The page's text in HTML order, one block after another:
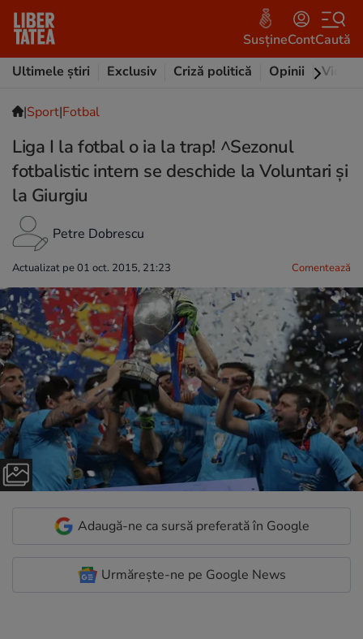
SusțineContCaută
Ultimele știri
Exclusiv Criză politică Opinii Video
|Sport|Fotbal
Liga I la fotbal o ia la trap! ^Sezonul
fotbalistic intern se deschide la Voluntari și
la Giurgiu
Petre Dobrescu
Actualizat pe 01 oct. 2015, 21:23 Comentează
Adaugă-ne ca sursă preferată în Google
Urmărește-ne pe Google News